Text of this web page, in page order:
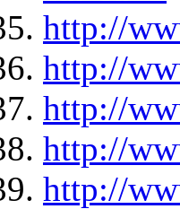
http://
http://
http://
http://
http://